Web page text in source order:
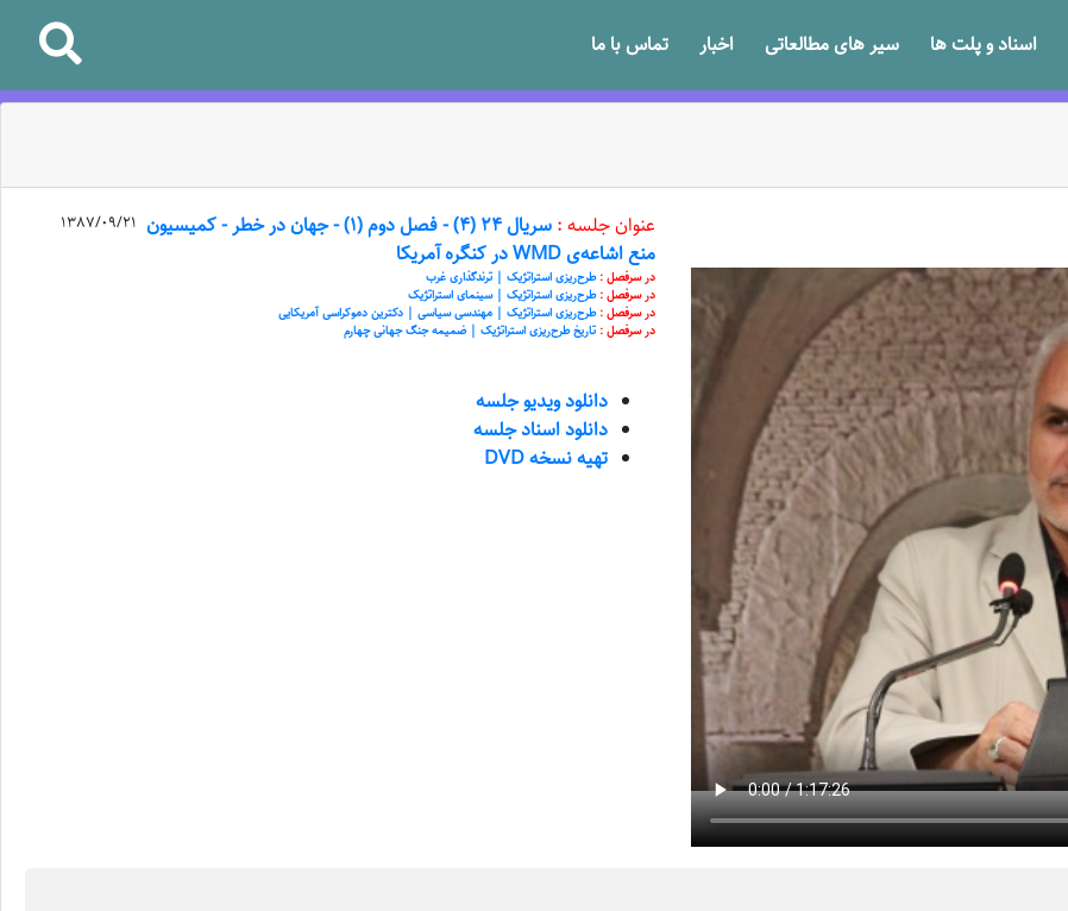
اسناد و پلت ها سیر های مطالعاتی اخبار تماس با ما
1387/09/21 عنوان جلسه :
سریال 24 (4) - فصل دوم (1) - جهان در خطر - کمیسیون
منع اشاعه‌ی WMD در کنگره آمریکا
در سرفصل :طرح‌ریزی استراتژیک | ترندگذاری غرب
در سرفصل :طرح‌ریزی استراتژیک | سینمای استراتژیک
در سرفصل :طرح‌ریزی استراتژیک | مهندسی سیاسی | دکترین دموکراسی آمریکایی
در سرفصل : تاریخ طرح‌ریزی استراتژیک | ضمیمه جنگ جهانی چهارم
دانلود ویدیو جلسه
دانلود اسناد جلسه
تهیه نسخه DVD